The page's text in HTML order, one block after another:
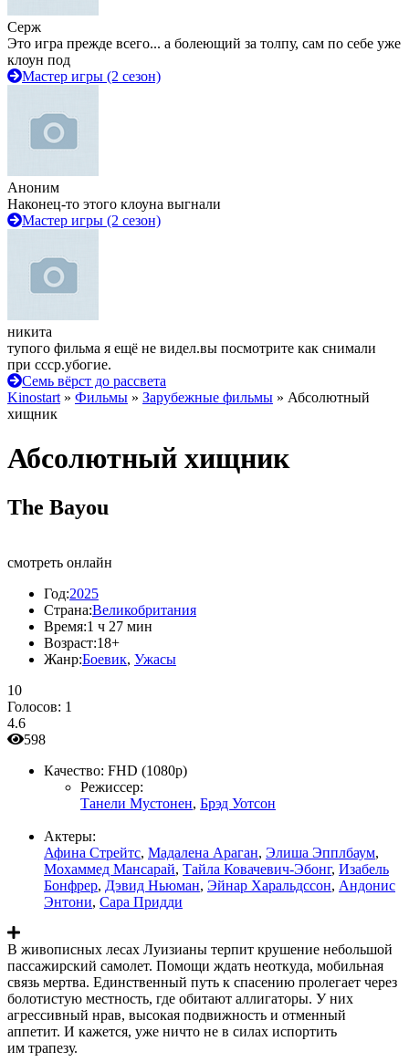
Серж
Это игра прежде всего... а болеющий за толпу, сам по себе уже
клоун под
Мастер игры (2 сезон)
Аноним
Наконец-то этого клоуна выгнали
Мастер игры (2 сезон)
никита
тупого фильма я ещё не видел.вы посмотрите как снимали
при ссср.убогие.
Семь вёрст до рассвета
Kinostart » Фильмы » Зарубежные фильмы » Абсолютный
хищник
Абсолютный хищник
The Bayou
смотреть онлайн
Год:2025
Страна:Великобритания
Время:1 ч 27 мин
Возраст:18+
Жанр:Боевик, Ужасы
10
Голосов: 1
4.6
598
Качество: FHD (1080p)
Режиссер:
Танели Мустонен, Брэд Уотсон
Актеры:
Афина Стрейтс, Мадалена Араган, Элиша Эпплбаум,
Мохаммед Мансарай, Тайла Ковачевич-Эбонг, Изабель
Бонфрер, Дэвид Ньюман, Эйнар Харальдссон, Андонис
Энтони, Сара Придди
В живописных лесах Луизианы терпит крушение небольшой
пассажирский самолет. Помощи ждать неоткуда, мобильная
связь мертва. Единственный путь к спасению пролегает через
болотистую местность, где обитают аллигаторы. У них
агрессивный нрав, высокая подвижность и отменный
аппетит. И кажется, уже ничто не в силах испортить
им трапезу.